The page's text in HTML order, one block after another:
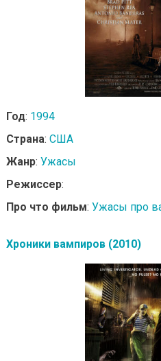
Год: 1994
Страна: США
Жанр: Ужасы
Режиссер:
Про что фильм: Ужасы про
Хроники вампиров (2010)